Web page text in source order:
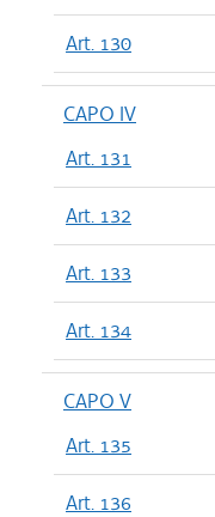
Art. 130
CAPO IV
Art. 131
Art. 132
Art. 133
Art. 134
CAPO V
Art. 135
Art. 136